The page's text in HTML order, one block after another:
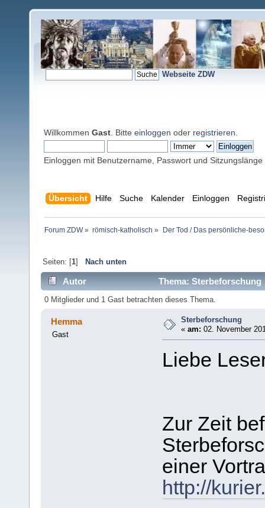
Webseite ZDW
Willkommen Gast . Bitte einloggen oder registrieren
Einloggen mit Benutzername, Passwort und Sitzungslänge
Übersicht Hilfe Suche Kalender Einloggen
Forum ZDW» römisch-katholisch » Der Tod / Das persönliche-
Seiten: [1] Nach unten
Autor Thema: Sterbeforschung
0 Mitglieder und 1 Gast betrachten dieses Thema.
Hemma
Gast
Sterbeforschung
«am: 02. November
Liebe
Zur Zeit
einer
http://